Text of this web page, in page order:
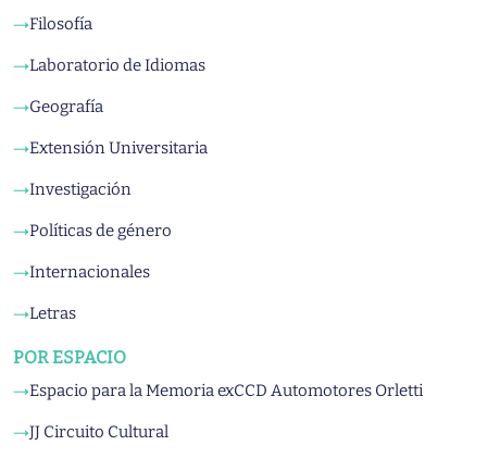
→Filosofía
→Laboratorio de Idiomas
→Geografía
→Extensión Universitaria
→Investigación
→Políticas de género
→Internacionales
→Letras
POR ESPACIO
→Espacio para la Memoria exCCD Automotores Orletti
→JJ Circuito Cultural